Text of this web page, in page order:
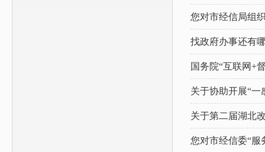
您对市经信局组
找政府办事还有
国务院“互联网+
关于协助开展“一
关于第二届湖北
您对市经信委“服